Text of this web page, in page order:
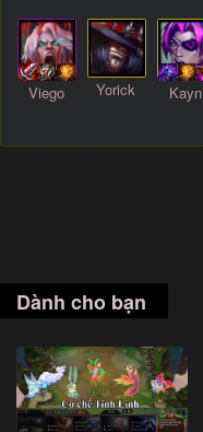
Viego Yorick Kayn
Dành cho bạn